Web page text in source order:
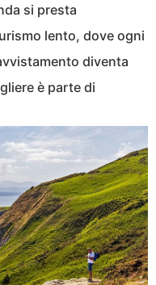
si presta
lento, dove ogni
diventa
è parte di